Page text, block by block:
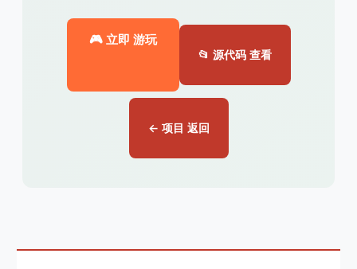
🎮 立即 游玩
📂 源代码 查看
← 项目 返回